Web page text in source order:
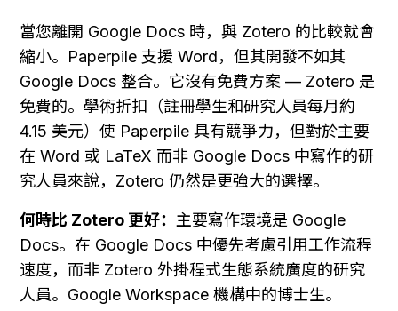
當您離開 Google Docs 時，與 Zotero 的比較就會
縮小。Paperpile 支援 Word，但其開發不如其
Google Docs 整合。它沒有免費方案 — Zotero 是
免費的。學術折扣（註冊學生和研究人員每月約
4.15 美元）使 Paperpile 具有競爭力，但對於主要
在 Word 或 LaTeX 而非 Google Docs 中寫作的研
究人員來說，Zotero 仍然是更強大的選擇。
何時比 Zotero 更好： 主要寫作環境是 Google
Docs。在 Google Docs 中優先考慮引用工作流程
速度，而非 Zotero 外掛程式生態系統廣度的研究
人員。Google Workspace 機構中的博士生。